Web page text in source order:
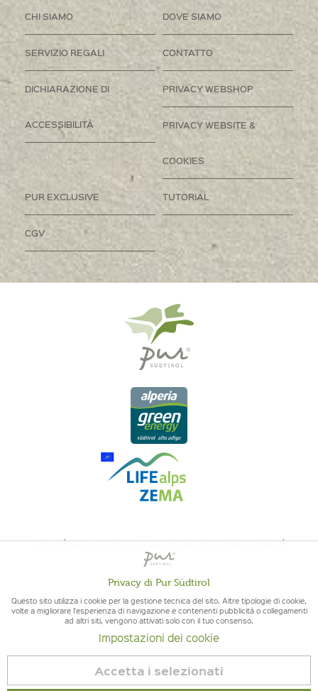
CHI SIAMO DOVE SIAMO
SERVIZIO REGALI CONTATTO
DICHIARAZIONE DI
ACCESSIBILITÀ
PRIVACY WEBSHOP
PRIVACY WEBSITE &
COOKIES
PUR EXCLUSIVE TUTORIAL
CGV
QUALITÀ DELL'ALTO ADIGE - ORIGINE ALTOATESINA E QUALITÁ
CONTROLLATA
Revoca contratto
Tracciamento
Non
Privacy di Pur Südtirol
Questo sito utilizza i cookie per la gestione tecnica del sito. Altre tipologie di cookie,
volte a migliorare l'esperienza di navigazione e contenenti pubblicità o collegamenti
ad altri siti, vengono attivati solo con il tuo consenso.
Impostazioni dei cookie
Accetta i selezionati